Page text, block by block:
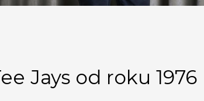
Jays od roku 1976